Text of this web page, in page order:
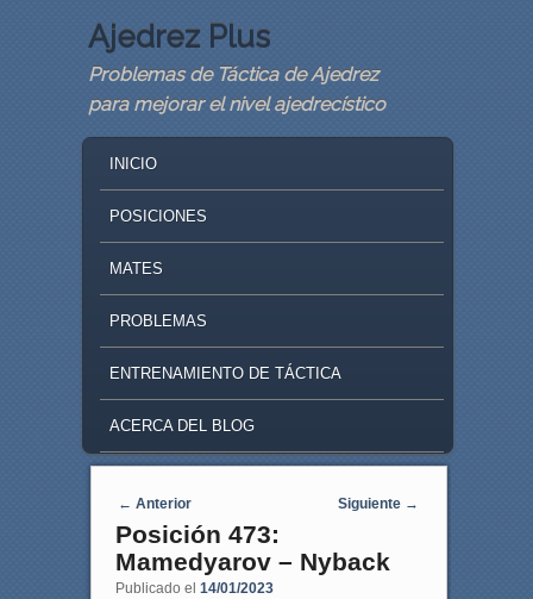
Ajedrez Plus
Problemas de Táctica de Ajedrez
para mejorar el nivel ajedrecístico
SKIP TO PRIMARY CONTENT
SKIP TO SECONDARY CONTENT
INICIO
POSICIONES
MATES
PROBLEMAS
ENTRENAMIENTO DE TÁCTICA
ACERCA DEL BLOG
Navegaci�n de entradas
← Anterior Siguiente →
Posición 473:
Mamedyarov – Nyback
Publicado el 14/01/2023